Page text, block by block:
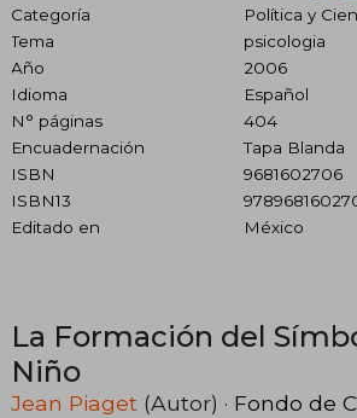
Categoría
Política y
Tema
psicologia
Año
2006
Idioma
Español
N° páginas
404
Encuadernación
Tapa Blanda
ISBN
9681602706
ISBN13
Editado en
México
La Formación del
Niño
Jean Piaget (Autor) · Fondo de